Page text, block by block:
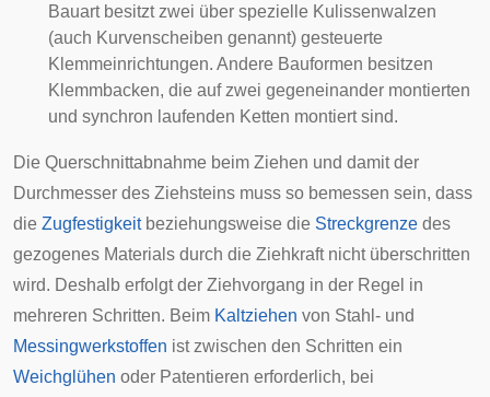
Bauart besitzt zwei über spezielle Kulissenwalzen
(auch Kurvenscheiben genannt) gesteuerte
Klemmeinrichtungen. Andere Bauformen besitzen
Klemmbacken, die auf zwei gegeneinander montierten
und synchron laufenden Ketten montiert sind.
Die Querschnittabnahme beim Ziehen und damit der
Durchmesser des Ziehsteins muss so bemessen sein, dass
die Zugfestigkeitbeziehungsweise die Streckgrenze des
gezogenes Materials durch die Ziehkraft nicht überschritten
wird. Deshalb erfolgt der Ziehvorgang in der Regel in
mehreren Schritten. Beim Kaltziehen von Stahl- und
Messingwerkstoffen ist zwischen den Schritten ein
Weichglühen oder Patentieren erforderlich, bei